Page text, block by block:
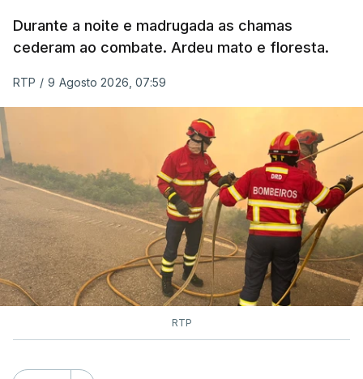
Durante a noite e madrugada as chamas
cederam ao combate. Ardeu mato e floresta.
RTP / 9 Agosto 2026, 07:59
RTP